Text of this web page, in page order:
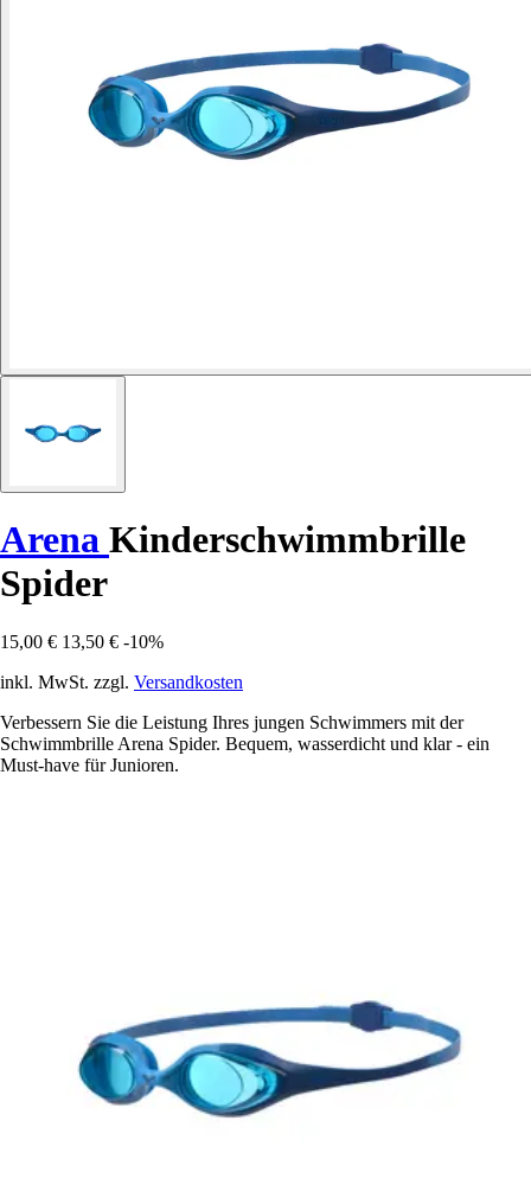
Arena Kinderschwimmbrille
Spider
15,00 € 13,50 € -10%
inkl. MwSt. zzgl. Versandkosten
Verbessern Sie die Leistung Ihres jungen Schwimmers mit der
Schwimmbrille Arena Spider. Bequem, wasserdicht und klar - ein
Must-have für Junioren.